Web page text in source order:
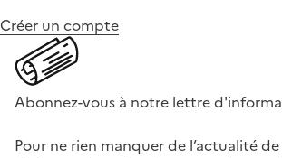
Créer un compte
Abonnez-vous à notre lettre
Pour ne rien manquer de l’actualité